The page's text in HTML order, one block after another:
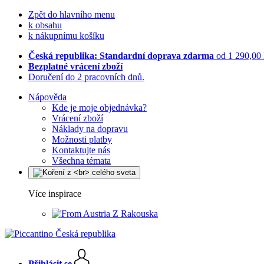
Zpět do hlavního menu
k obsahu
k nákupnímu košíku
Česká republika: Standardní doprava zdarma od 1 290,00
Bezplatné vrácení zboží
Doručení do 2 pracovních dnů.
Nápověda
Kde je moje objednávka?
Vrácení zboží
Náklady na dopravu
Možnosti platby
Kontaktujte nás
Všechna témata
Více inspirace
Z Rakouska